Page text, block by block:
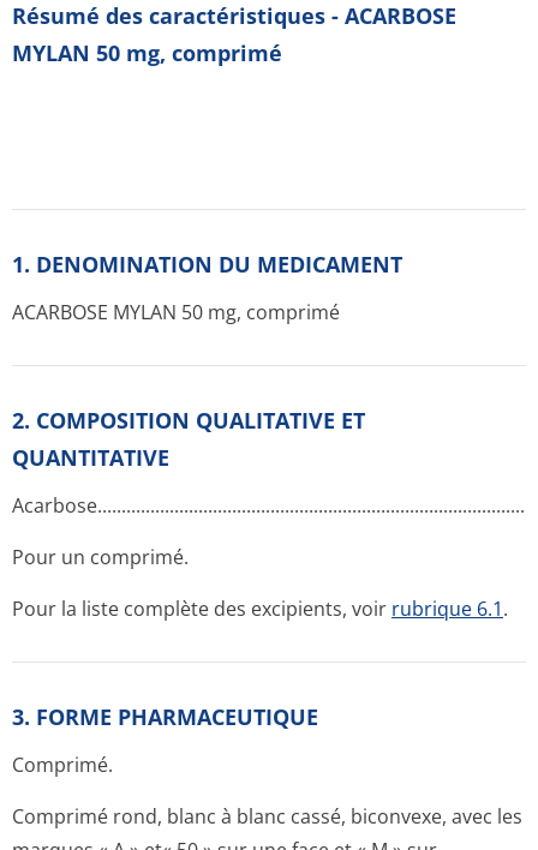
Résumé des caractéristiques - ACARBOSE
MYLAN 50 mg, comprimé
1. DENOMINATION DU MEDICAMENT
ACARBOSE MYLAN 50 mg, comprimé
2. COMPOSITION QUALITATIVE ET
QUANTITATIVE
Pour un comprimé.
Pour la liste complète des excipients, voir rubrique 6.1.
3. FORME PHARMACEUTIQUE
Comprimé.
Comprimé rond, blanc à blanc cassé, biconvexe, avec les